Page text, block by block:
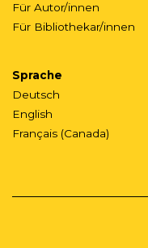
Für Autor/innen
Für Bibliothekar/innen
Sprache
Deutsch
English
Français (Canada)